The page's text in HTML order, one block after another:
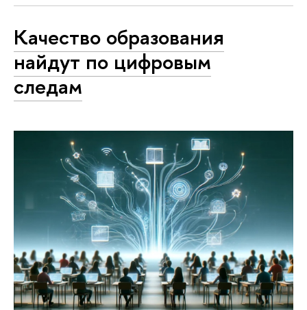
Качество образования
найдут по цифровым
следам